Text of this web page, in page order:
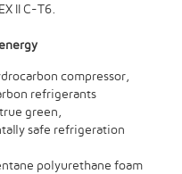
II C-T6.
compressor,
refrigerants
green,
safe refrigeration
polyurethane foam